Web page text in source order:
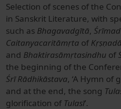
Selection of scenes of the
in Sanskrit Literature, with
such as Bhagavadgītā,
Caitanyacaritāmṛta of
and Bhaktirasāmṛtasindhu of
the beginning of the
Śrī Rādhikāstava, ‘A Hymn of
and at the end, the song
glorification of Tulasī’.